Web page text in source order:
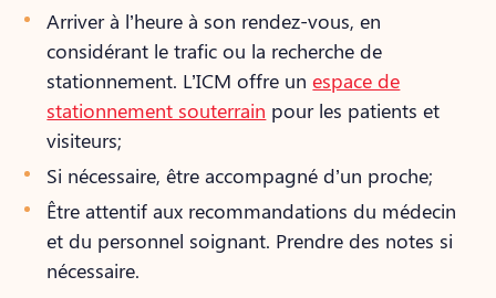
Arriver à l’heure à son rendez-vous, en
considérant le trafic ou la recherche de
stationnement. L’ICM offre unespace de
stationnement souterrain pour les patients et
visiteurs;
Si nécessaire, être accompagné d’un proche;
Être attentif aux recommandations du médecin
et du personnel soignant. Prendre des notes si
nécessaire.